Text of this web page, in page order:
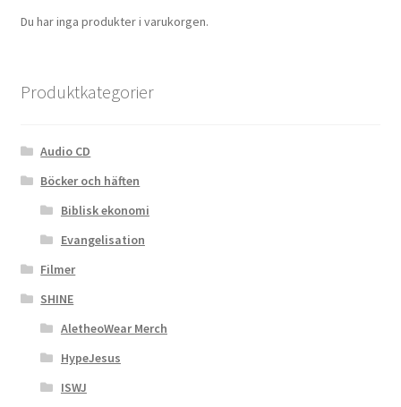
Du har inga produkter i varukorgen.
Produktkategorier
Audio CD
Böcker och häften
Biblisk ekonomi
Evangelisation
Filmer
SHINE
AletheoWear Merch
HypeJesus
ISWJ